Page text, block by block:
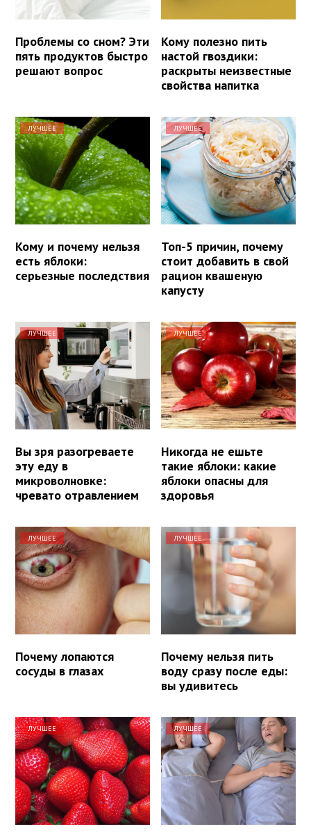
Проблемы со сном? Эти
пять продуктов быстро
решают вопрос
Кому полезно пить
настой гвоздики:
раскрыты неизвестные
свойства напитка
ЛУЧШЕЕ
Кому и почему нельзя
есть яблоки:
серьезные последствия
ЛУЧШЕЕ
Топ-5 причин, почему
стоит добавить в свой
рацион квашеную
капусту
ЛУЧШЕЕ
Вы зря разогреваете
эту еду в
микроволновке:
чревато отравлением
ЛУЧШЕЕ
Никогда не ешьте
такие яблоки: какие
яблоки опасны для
здоровья
ЛУЧШЕЕ
Почему лопаются
сосуды в глазах
ЛУЧШЕЕ
Почему нельзя пить
воду сразу после еды:
вы удивитесь
ЛУЧШЕЕ ЛУЧШЕЕ